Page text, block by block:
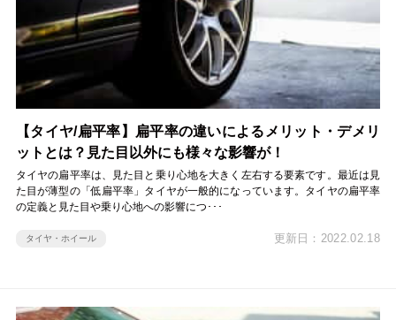
【タイヤ/扁平率】扁平率の違いによるメリット・デメリ
ットとは？見た目以外にも様々な影響が！
タイヤの扁平率は、見た目と乗り心地を大きく左右する要素です。最近は見
た目が薄型の「低扁平率」タイヤが一般的になっています。タイヤの扁平率
の定義と見た目や乗り心地への影響につ･･･
タイヤ・ホイール 更新日：2022.02.18